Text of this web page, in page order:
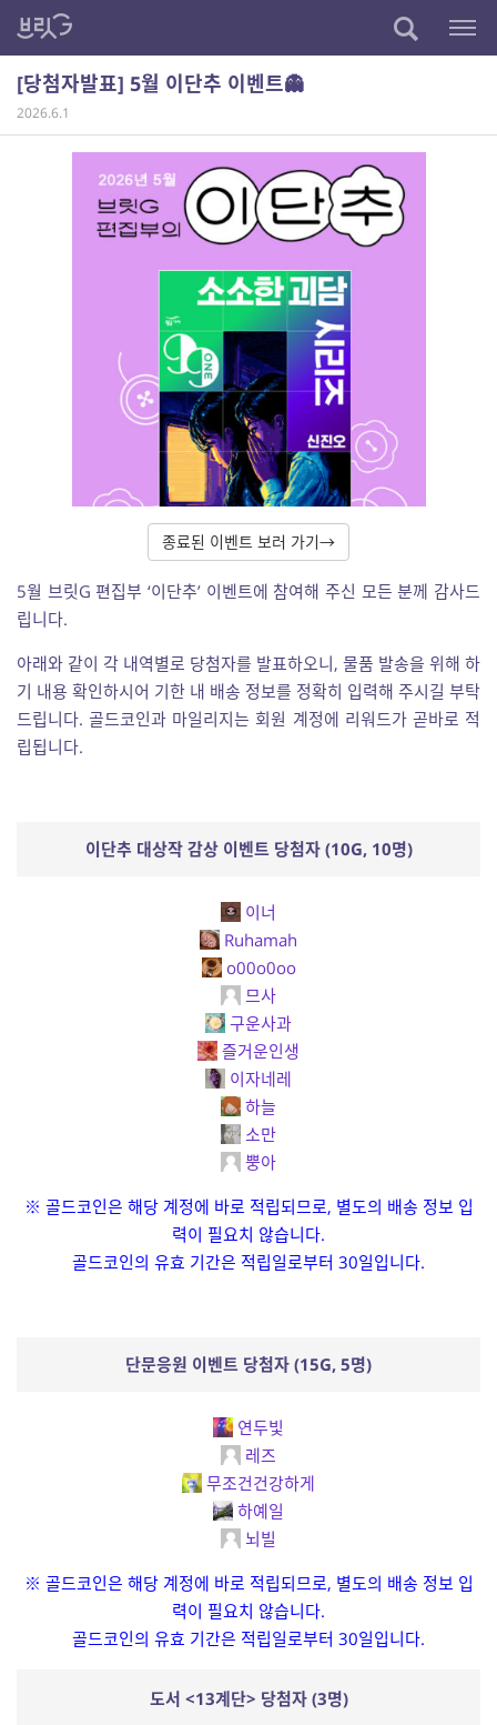
[당첨자발표] 5월 이단추 이벤트👻
2026.6.1
종료된 이벤트 보러 가기→
5월 브릿G 편집부 ‘이단추’ 이벤트에 참여해 주신 모든 분께 감사드
립니다.
아래와 같이 각 내역별로 당첨자를 발표하오니, 물품 발송을 위해 하
기 내용 확인하시어 기한 내 배송 정보를 정확히 입력해 주시길 부탁
드립니다. 골드코인과 마일리지는 회원 계정에 리워드가 곧바로 적
립됩니다.
이단추 대상작 감상 이벤트 당첨자 (10G, 10명)
이너
Ruhamah
o00o0oo
므사
구운사과
즐거운인생
이자네레
하늘
소만
뿡아
※ 골드코인은 해당 계정에 바로 적립되므로, 별도의 배송 정보 입
력이 필요치 않습니다.
골드코인의 유효 기간은 적립일로부터 30일입니다.
단문응원 이벤트 당첨자 (15G, 5명)
연두빛
레즈
무조건건강하게
하예일
뇌빌
※ 골드코인은 해당 계정에 바로 적립되므로, 별도의 배송 정보 입
력이 필요치 않습니다.
골드코인의 유효 기간은 적립일로부터 30일입니다.
도서 <13계단> 당첨자 (3명)